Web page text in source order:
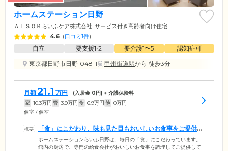
ホームステーション日野
ＡＬＳＯＫらいふケア株式会社 サービス付き高齢者向け住宅
4.6 (口コミ1件)
自立 要支援1•2 要介護1〜5
認知症可
東京都日野市日野1048-1
甲州街道駅から 徒歩3分
月額21.1 万円 (入居金 0円) + 介護保険料
家 10.3万円 管 3.9万円 食 6.9万円 他 0万円
個室 / 個室
「食」にこだわり、味も見た目もおいしいお食事をご提供い
たします
ホームステーションらいふ日野は、毎日の「食」にこだわっています。
館内の厨房で、専門の給食会社がおいしいお食事を調理してご提供して